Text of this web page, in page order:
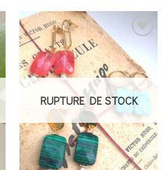
à la
liste de
souhaits
RUPTURE DE STOCK